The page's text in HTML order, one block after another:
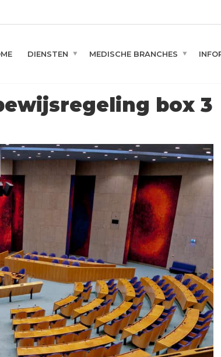
DIENSTEN MEDISCHE BRANCHES
box 3